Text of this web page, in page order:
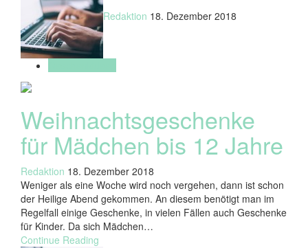
Redaktion 18. Dezember 2018
Weihnachtsgeschenke
für Mädchen bis 12 Jahre
Redaktion 18. Dezember 2018
Weniger als eine Woche wird noch vergehen, dann ist schon
der Heilige Abend gekommen. An diesem benötigt man im
Regelfall einige Geschenke, in vielen Fällen auch Geschenke
für Kinder. Da sich Mädchen…
Continue Reading